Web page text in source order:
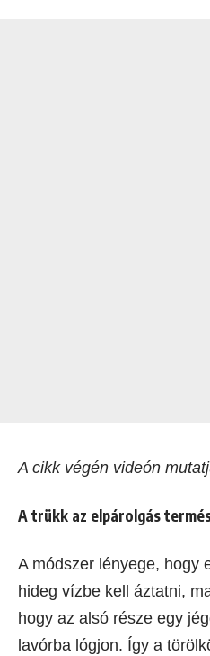
A cikk végén videón
A trükk az elpárolgás
A módszer lényege, hogy
hideg vízbe kell áztatni,
hogy az alsó része egy
lavórba lógjon. Így a